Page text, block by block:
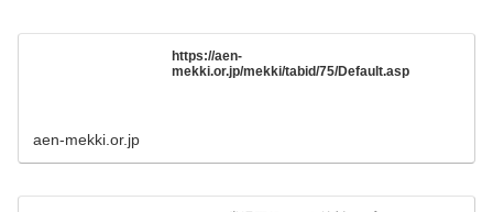
https://aen-
mekki.or.jp/mekki/tabid/75/Default.asp
aen-mekki.or.jp